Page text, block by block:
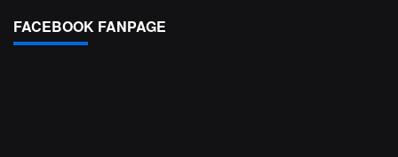
FACEBOOK FANPAGE